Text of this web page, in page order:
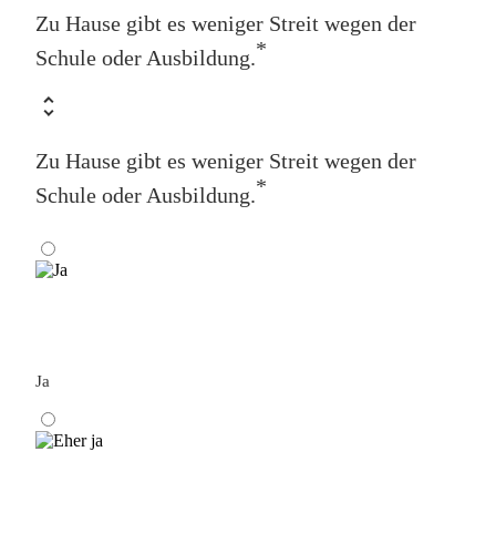
Zu Hause gibt es weniger Streit wegen der
Schule oder Ausbildung.*
Zu Hause gibt es weniger Streit wegen der
Schule oder Ausbildung.*
Ja